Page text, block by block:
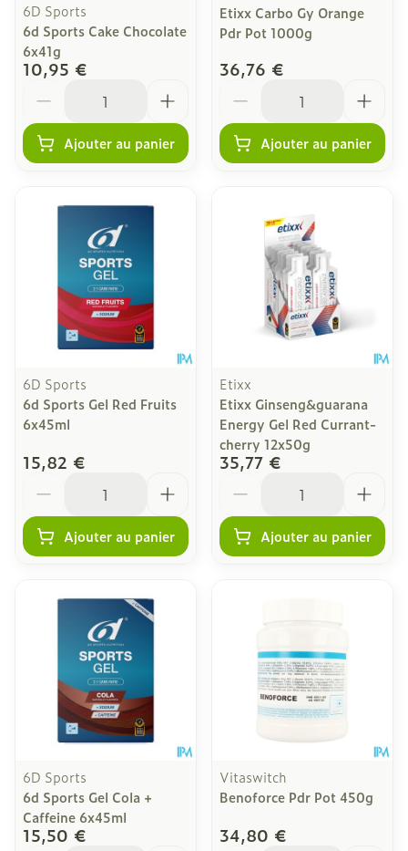
6D Sports
6d Sports Cake Chocolate
6x41g
10,95 €
Ajouter au panier
Etixx Carbo Gy Orange
Pdr Pot 1000g
36,76 €
Ajouter au panier
6D Sports
6d Sports Gel Red Fruits
6x45ml
15,82 €
Ajouter au panier
Etixx
Etixx Ginseng&guarana
Energy Gel Red Currant-
cherry 12x50g
35,77 €
Ajouter au panier
6D Sports
6d Sports Gel Cola +
Caffeine 6x45ml
15,50 €
Vitaswitch
Benoforce Pdr Pot 450g
34,80 €